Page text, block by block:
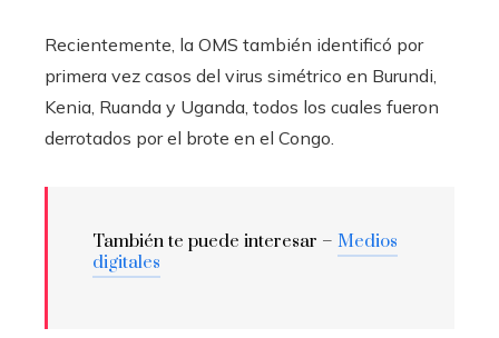
Recientemente, la OMS también identificó por
primera vez casos del virus simétrico en Burundi,
Kenia, Ruanda y Uganda, todos los cuales fueron
derrotados por el brote en el Congo.
También te puede interesar – Medios
digitales